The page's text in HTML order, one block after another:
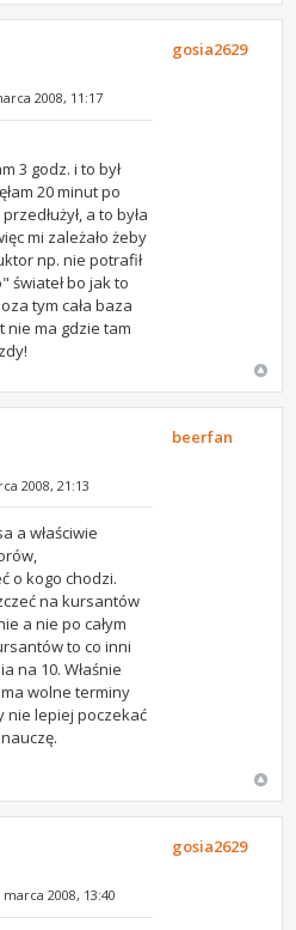
2008, 11:17
3 godz. i to był
20 minut po
a to była
mi zależało żeby
np. nie potrafił
świateł bo jak to
tym cała baza
nie ma gdzie tam
gosia2629
2008, 21:13
a właściwie
o kogo chodzi.
na kursantów
a nie po całym
to co inni
na 10. Właśnie
wolne terminy
nie lepiej poczekać
beerfan
2008, 13:40
gosia2629